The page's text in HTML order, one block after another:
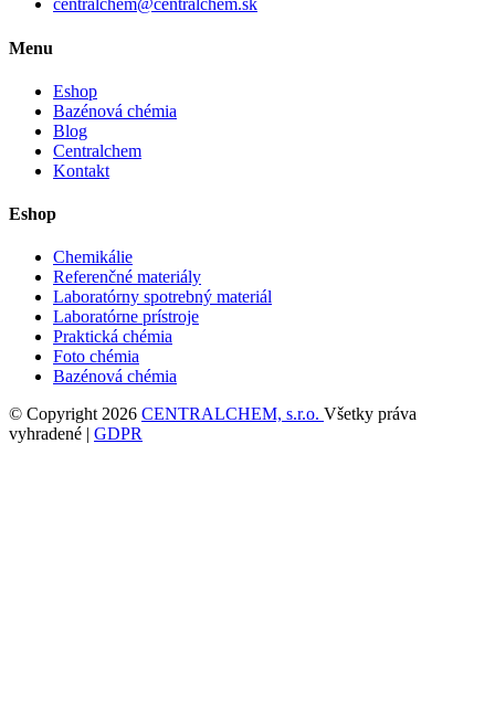
centralchem@centralchem.sk
Menu
Eshop
Bazénová chémia
Blog
Centralchem
Kontakt
Eshop
Chemikálie
Referenčné materiály
Laboratórny spotrebný materiál
Laboratórne prístroje
Praktická chémia
Foto chémia
Bazénová chémia
© Copyright 2026 CENTRALCHEM, s.r.o. Všetky práva
vyhradené | GDPR